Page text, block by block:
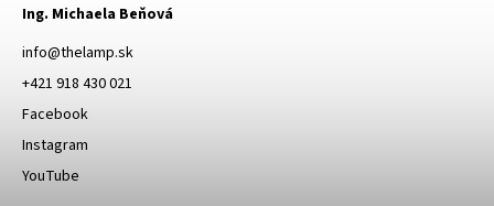
Ing. Michaela Beňová
info@thelamp.sk
+421 918 430 021
Facebook
Instagram
YouTube